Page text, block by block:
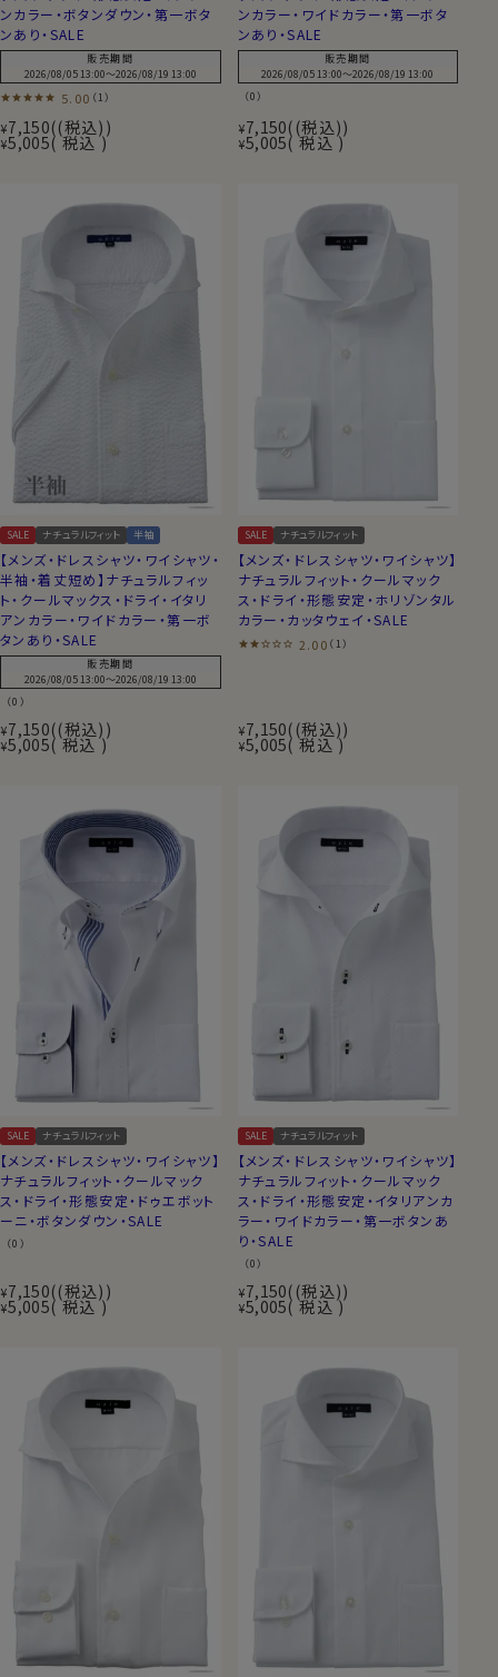
ンカラー・ボタンダウン・第一ボタ
ンあり・SALE
販売期間
2026/08/05 13:00〜2026/08/19 13:00
5.00 （1）
¥7,150 (税込)
¥5,005 税込
ンカラー・ワイドカラー・第一ボタ
ンあり・SALE
販売期間
2026/08/05 13:00〜2026/08/19 13:00
（0）
¥7,150 (税込)
¥5,005 税込
SALE ナチュラルフィット 半袖
【メンズ・ドレスシャツ・ワイシャツ・
半袖・着丈短め】ナチュラルフィッ
ト・クールマックス・ドライ・イタリ
アンカラー・ワイドカラー・第一ボ
タンあり・SALE
販売期間
2026/08/05 13:00〜2026/08/19 13:00
（0）
¥7,150 (税込)
¥5,005 税込
SALE ナチュラルフィット
【メンズ・ドレスシャツ・ワイシャツ】
ナチュラルフィット・クールマック
ス・ドライ・形態安定・ホリゾンタル
カラー・カッタウェイ・SALE
2.00 （1）
¥7,150 (税込)
¥5,005 税込
SALE ナチュラルフィット
【メンズ・ドレスシャツ・ワイシャツ】
ナチュラルフィット・クールマック
ス・ドライ・形態安定・ドゥエボット
ーニ・ボタンダウン・SALE
（0）
¥7,150 (税込)
¥5,005 税込
SALE ナチュラルフィット
【メンズ・ドレスシャツ・ワイシャツ】
ナチュラルフィット・クールマック
ス・ドライ・形態安定・イタリアンカ
ラー・ワイドカラー・第一ボタンあ
り・SALE
（0）
¥7,150 (税込)
¥5,005 税込